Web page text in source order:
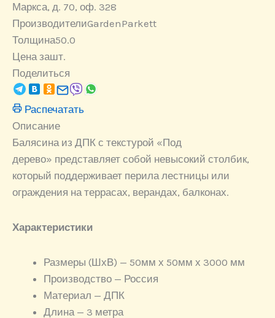
Маркса, д. 70, оф. 328
ПроизводителиGardenParkett
Толщина50.0
Цена зашт.
Поделиться
Распечатать
Описание
Балясина из ДПК с текстурой «Под
дерево» представляет собой невысокий столбик,
который поддерживает перила лестницы или
ограждения на террасах, верандах, балконах.
Характеристики
Размеры (ШхВ) — 50мм х 50мм х 3000 мм
Производство — Россия
Материал — ДПК
Длина — 3 метра